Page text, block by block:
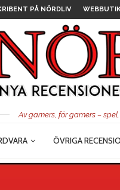
PÅ NÖRDLIV
Av gamers, för gamers –
ÖVRIGA